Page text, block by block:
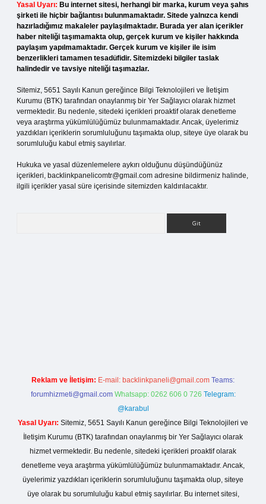
Yasal Uyarı: Bu internet sitesi, herhangi bir marka, kurum veya şahıs
şirketi ile hiçbir bağlantısı bulunmamaktadır. Sitede yalnızca kendi
hazırladığımız makaleler paylaşılmaktadır. Burada yer alan içerikler
haber niteliği taşımamakta olup, gerçek kurum ve kişiler hakkında
paylaşım yapılmamaktadır. Gerçek kurum ve kişiler ile isim
benzerlikleri tamamen tesadüfidir. Sitemizdeki bilgiler taslak
halindedir ve tavsiye niteliği taşımazlar.
Sitemiz, 5651 Sayılı Kanun gereğince Bilgi Teknolojileri ve İletişim
Kurumu (BTK) tarafından onaylanmış bir Yer Sağlayıcı olarak hizmet
vermektedir. Bu nedenle, sitedeki içerikleri proaktif olarak denetleme
veya araştırma yükümlülüğümüz bulunmamaktadır. Ancak, üyelerimiz
yazdıkları içeriklerin sorumluluğunu taşımakta olup, siteye üye olarak bu
sorumluluğu kabul etmiş sayılırlar.
Hukuka ve yasal düzenlemelere aykırı olduğunu düşündüğünüz
içerikleri, backlinkpanelicomtr@gmail.com adresine bildirmeniz halinde,
ilgili içerikler yasal süre içerisinde sitemizden kaldırılacaktır.
Reklam ve İletişim: E-mail: backlinkpaneli@gmail.com Teams:
forumhizmeti@gmail.com Whatsapp: 0262 606 0 726 Telegram:
@karabul
Yasal Uyarı: Sitemiz, 5651 Sayılı Kanun gereğince Bilgi Teknolojileri ve
İletişim Kurumu (BTK) tarafından onaylanmış bir Yer Sağlayıcı olarak
hizmet vermektedir. Bu nedenle, sitedeki içerikleri proaktif olarak
denetleme veya araştırma yükümlülüğümüz bulunmamaktadır. Ancak,
üyelerimiz yazdıkları içeriklerin sorumluluğunu taşımakta olup, siteye
üye olarak bu sorumluluğu kabul etmiş sayılırlar. Bu internet sitesi,